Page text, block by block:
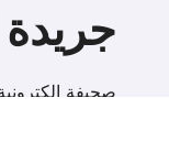
جريدة
صحيفة